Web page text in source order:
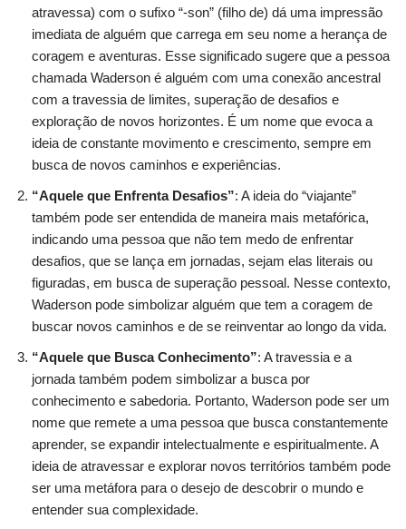
atravessa) com o sufixo “-son” (filho de) dá uma impressão
imediata de alguém que carrega em seu nome a herança de
coragem e aventuras. Esse significado sugere que a pessoa
chamada Waderson é alguém com uma conexão ancestral
com a travessia de limites, superação de desafios e
exploração de novos horizontes. É um nome que evoca a
ideia de constante movimento e crescimento, sempre em
busca de novos caminhos e experiências.
“Aquele que Enfrenta Desafios”: A ideia do “viajante”
também pode ser entendida de maneira mais metafórica,
indicando uma pessoa que não tem medo de enfrentar
desafios, que se lança em jornadas, sejam elas literais ou
figuradas, em busca de superação pessoal. Nesse contexto,
Waderson pode simbolizar alguém que tem a coragem de
buscar novos caminhos e de se reinventar ao longo da vida.
“Aquele que Busca Conhecimento”: A travessia e a
jornada também podem simbolizar a busca por
conhecimento e sabedoria. Portanto, Waderson pode ser um
nome que remete a uma pessoa que busca constantemente
aprender, se expandir intelectualmente e espiritualmente. A
ideia de atravessar e explorar novos territórios também pode
ser uma metáfora para o desejo de descobrir o mundo e
entender sua complexidade.